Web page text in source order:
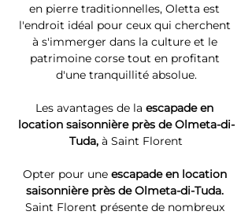
en pierre traditionnelles, Oletta est
l'endroit idéal pour ceux qui cherchent
à s'immerger dans la culture et le
patrimoine corse tout en profitant
d'une tranquillité absolue.
Les avantages de la escapade en
location saisonnière près de Olmeta-di-
Tuda, à Saint Florent
Opter pour une escapade en location
saisonnière près de Olmeta-di-Tuda.
Saint Florent présente de nombreux